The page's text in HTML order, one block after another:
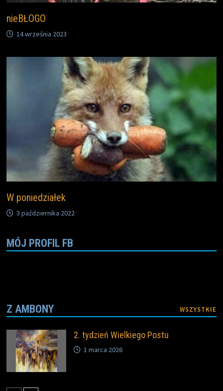
nieBŁOGO
14 września 2023
W poniedziałek
3 października 2022
MÓJ PROFIL FB
Z AMBONY WSZYSTKIE
2. tydzień Wielkiego Postu
1 marca 2026